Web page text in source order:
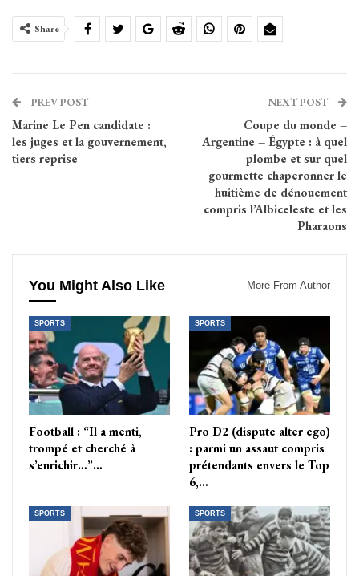
Share
PREV POST
Marine Le Pen candidate :
les juges et la gouvernement,
tiers reprise
NEXT POST
Coupe du monde –
Argentine – Égypte : à quel
plombe et sur quel
gourmette chaperonner le
huitième de dénouement
compris l’Albiceleste et les
Pharaons
You Might Also Like More From Author
SPORTS
Football : “Il a menti,
trompé et cherché à
s’enrichir…”…
SPORTS
Pro D2 (dispute alter ego)
: parmi un assaut compris
prétendants envers le Top
6,…
SPORTS SPORTS